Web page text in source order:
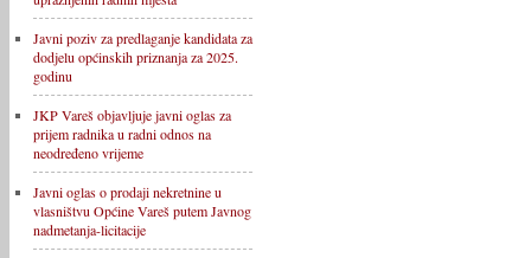
Javni poziv za predlaganje kandidata za
dodjelu općinskih priznanja za 2025.
godinu
JKP Vareš objavljuje javni oglas za
prijem radnika u radni odnos na
neodređeno vrijeme
Javni oglas o prodaji nekretnine u
vlasništvu Općine Vareš putem Javnog
nadmetanja-licitacije